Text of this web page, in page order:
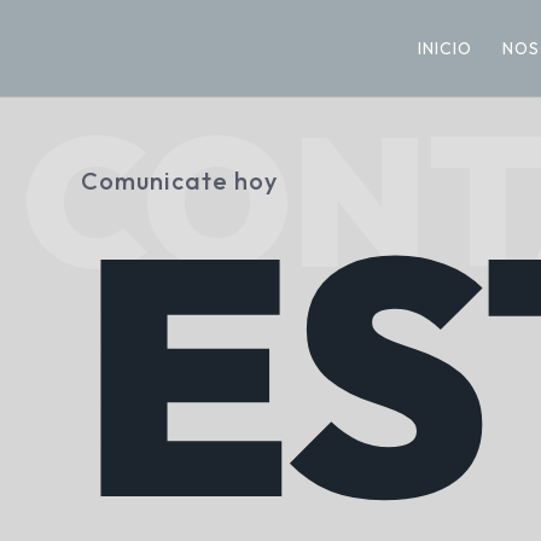
INICIO
Comunicate hoy